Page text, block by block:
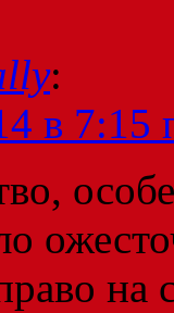
:
в 7:15
на